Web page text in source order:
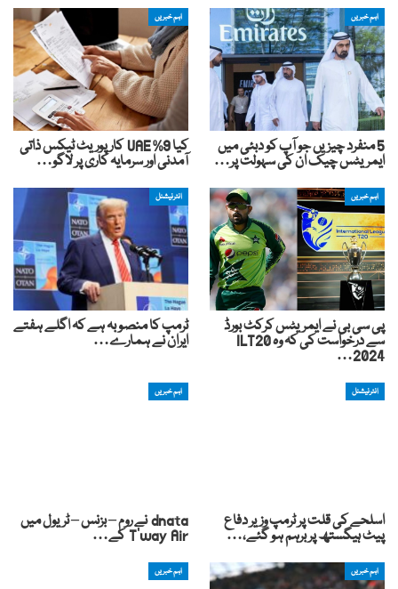
اہم خبریں
5 منفرد چیزیں جو آپ کو دبئی میں
ایمریٹس چیک ان کی سہولت پر…
اہم خبریں
کیا 9% UAE کارپوریٹ ٹیکس ذاتی
آمدنی اور سرمایہ کاری پر لاگو…
اہم خبریں
پی سی بی نے ایمریٹس کرکٹ بورڈ
سے درخواست کی کہ وہ ILT20
2024…
انٹرنیشنل
ٹرمپ کا منصوبہ ہے کہ اگلے ہفتے
ایران نے ہمارے…
انٹرنیشنل
اسلحے کی قلت پر ٹرمپ وزیر دفاع
پیٹ ہیگستھ پر برہم ہو گئے،…
اہم خبریں
dnata نے روم – بزنس – ٹریول میں
T'way Air کے…
اہم خبریں اہم خبریں